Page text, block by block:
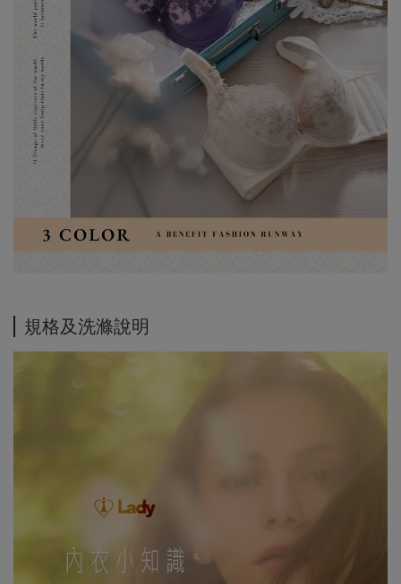
規格及洗滌說明